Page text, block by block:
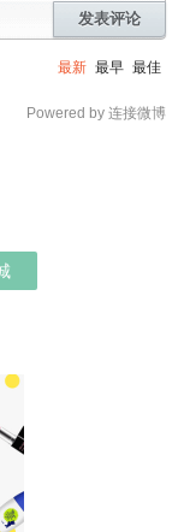
发表评论
最新 最早 最佳
Powered by 连接微博